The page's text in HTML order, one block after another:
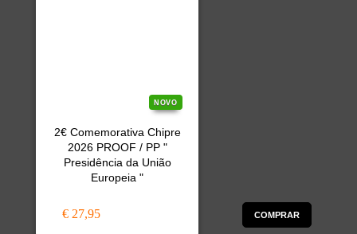
NOVO
2€ Comemorativa Chipre
2026 PROOF / PP "
Presidência da União
Europeia "
€ 27,95 COMPRAR